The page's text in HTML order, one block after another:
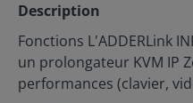
Description
Fonctions L'ADDERLink
un prolongateur KVM IP
performances (clavier,